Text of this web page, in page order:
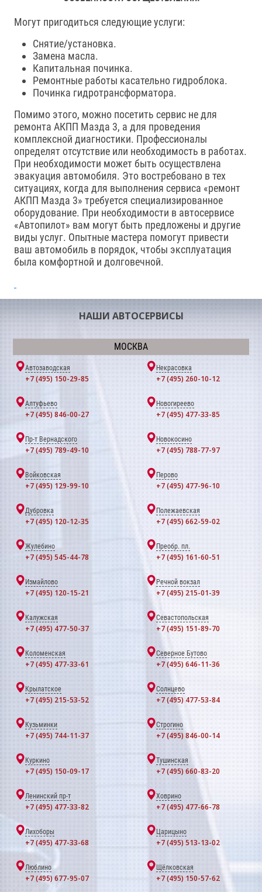
Могут пригодиться следующие услуги:
Снятие/установка.
Замена масла.
Капитальная починка.
Ремонтные работы касательно гидроблока.
Починка гидротрансформатора.
Помимо этого, можно посетить сервис не для
ремонта АКПП Мазда 3, а для проведения
комплексной диагностики. Профессионалы
определят отсутствие или необходимость в работах.
При необходимости может быть осуществлена
эвакуация автомобиля. Это востребовано в тех
ситуациях, когда для выполнения сервиса «ремонт
АКПП Мазда 3» требуется специализированное
оборудование. При необходимости в автосервисе
«Автопилот» вам могут быть предложены и другие
виды услуг. Опытные мастера помогут привести
ваш автомобиль в порядок, чтобы эксплуатация
была комфортной и долговечной.
НАШИ АВТОСЕРВИСЫ
МОСКВА
Автозаводская
+7 (495) 150-29-85
Некрасовка
+7 (495) 260-10-12
Алтуфьево
+7 (495) 846-00-27
Новогиреево
+7 (495) 477-33-85
Пр-т Вернадского
+7 (495) 789-49-10
Новокосино
+7 (495) 788-77-97
Войковская
+7 (495) 129-99-10
Перово
+7 (495) 477-96-10
Дубровка
+7 (495) 120-12-35
Полежаевская
+7 (495) 662-59-02
Жулебино
+7 (495) 545-44-78
Преобр. пл.
+7 (495) 161-60-51
Измайлово
+7 (495) 120-15-21
Речной вокзал
+7 (495) 215-01-39
Калужская
+7 (495) 477-50-37
Севастопольская
+7 (495) 151-89-70
Коломенская
+7 (495) 477-33-61
Северное Бутово
+7 (495) 646-11-36
Крылатское
+7 (495) 215-53-52
Солнцево
+7 (495) 477-53-84
Кузьминки
+7 (495) 744-11-37
Строгино
+7 (495) 846-00-14
Куркино
+7 (495) 150-09-17
Тушинская
+7 (495) 660-83-20
Ленинский пр-т
+7 (495) 477-33-82
Ховрино
+7 (495) 477-66-78
Лихоборы
+7 (495) 477-33-68
Царицыно
+7 (495) 513-13-02
Люблино
+7 (495) 677-95-07
Щёлковская
+7 (495) 150-57-62